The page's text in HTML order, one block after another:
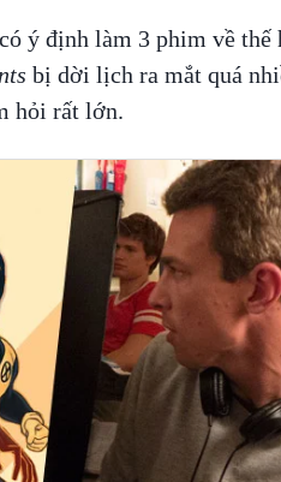
ý định làm 3 phim về thế
bị dời lịch ra mắt quá
hỏi rất lớn.